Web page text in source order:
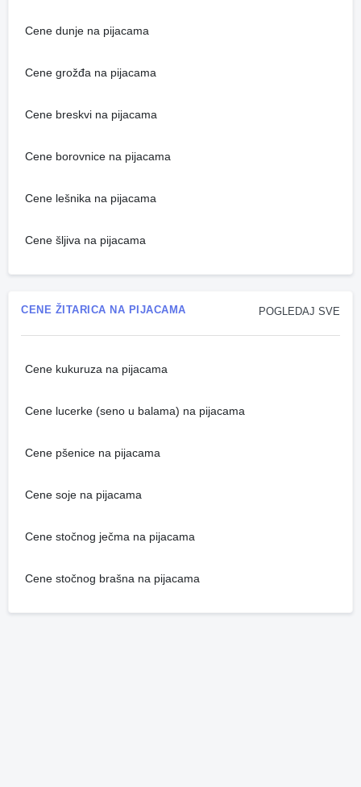
Cene dunje na pijacama
Cene grožđa na pijacama
Cene breskvi na pijacama
Cene borovnice na pijacama
Cene lešnika na pijacama
Cene šljiva na pijacama
POGLEDAJ SVE
CENE ŽITARICA NA PIJACAMA
Cene kukuruza na pijacama
Cene lucerke (seno u balama) na pijacama
Cene pšenice na pijacama
Cene soje na pijacama
Cene stočnog ječma na pijacama
Cene stočnog brašna na pijacama